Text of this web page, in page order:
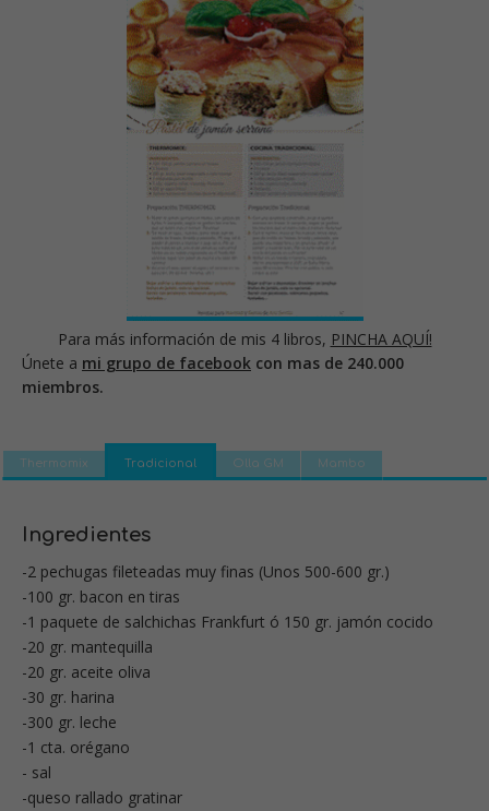
Para más información de mis 4 libros, PINCHA AQUÍ!
Únete a mi grupo de facebook con mas de 240.000
miembros.
Thermomix Tradicional Olla GM Mambo
Ingredientes
-2 pechugas fileteadas muy finas (Unos 500-600 gr.)
-100 gr. bacon en tiras
-1 paquete de salchichas Frankfurt ó 150 gr. jamón cocido
-20 gr. mantequilla
-20 gr. aceite oliva
-30 gr. harina
-300 gr. leche
-1 cta. orégano
- sal
-queso rallado gratinar